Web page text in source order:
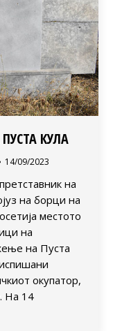
КУЛА
14/09/2023
на
на борци на
местото
на
на Пуста
окупатор,
На 14